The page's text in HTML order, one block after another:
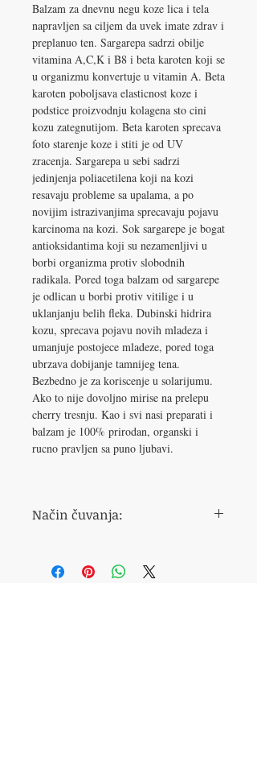
Balzam za dnevnu negu koze lica i tela
napravljen sa ciljem da uvek imate zdrav i
preplanuo ten. Sargarepa sadrzi obilje
vitamina A,C,K i B8 i beta karoten koji se
u organizmu konvertuje u vitamin A. Beta
karoten poboljsava elasticnost koze i
podstice proizvodnju kolagena sto cini
kozu zategnutijom. Beta karoten sprecava
foto starenje koze i stiti je od UV
zracenja. Sargarepa u sebi sadrzi
jedinjenja poliacetilena koji na kozi
resavaju probleme sa upalama, a po
novijim istrazivanjima sprecavaju pojavu
karcinoma na kozi. Sok sargarepe je bogat
antioksidantima koji su nezamenljivi u
borbi organizma protiv slobodnih
radikala. Pored toga balzam od sargarepe
je odlican u borbi protiv vitilige i u
uklanjanju belih fleka. Dubinski hidrira
kozu, sprecava pojavu novih mladeza i
umanjuje postojece mladeze, pored toga
ubrzava dobijanje tamnijeg tena.
Bezbedno je za koriscenje u solarijumu.
Ako to nije dovoljno mirise na prelepu
cherry tresnju. Kao i svi nasi preparati i
balzam je 100% prirodan, organski i
rucno pravljen sa puno ljubavi.
Način čuvanja: